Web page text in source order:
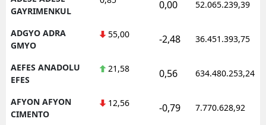
GAYRIMENKUL
0,00 52.065.239,39
ADGYO ADRA
GMYO
55,00 -2,48 36.451.393,75
AEFES ANADOLU
EFES
21,58 0,56 634.480.253,24
AFYON AFYON
CIMENTO
12,56 -0,79 7.770.628,92